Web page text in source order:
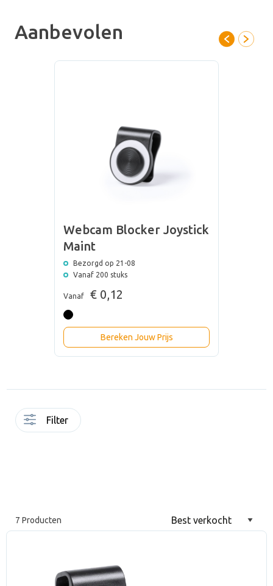
Aanbevolen
Webcam Blocker Joystick
Maint
Bezorgd op 21-08
Vanaf 200 stuks
Vanaf € 0,12
Bereken Jouw Prijs
Filter
7 Producten